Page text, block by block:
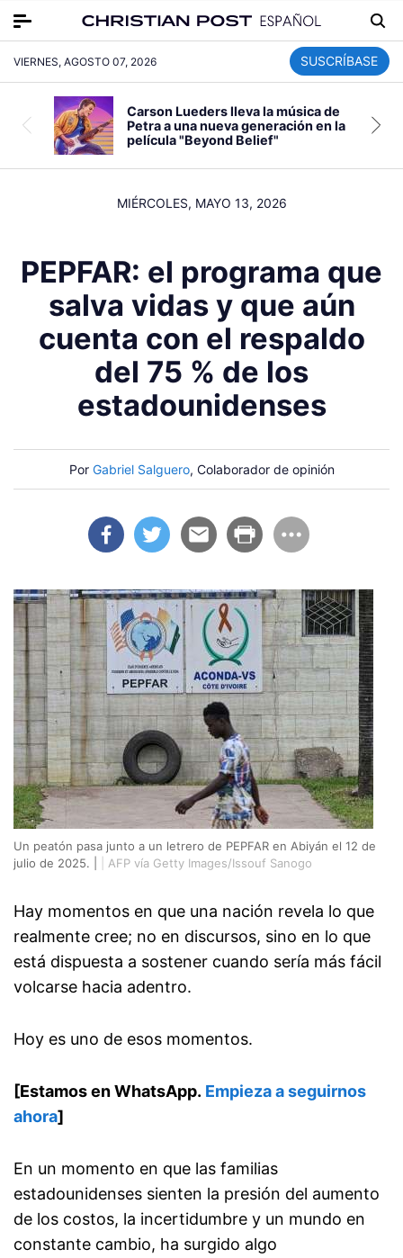
VIERNES, AGOSTO 07, 2026 SUSCRÍBASE
Carson Lueders lleva la música de
Petra a una nueva generación en la
película "Beyond Belief"
MIÉRCOLES, MAYO 13, 2026
PEPFAR: el programa que
salva vidas y que aún
cuenta con el respaldo
del 75 % de los
estadounidenses
Por Gabriel Salguero, Colaborador de opinión
Un peatón pasa junto a un letrero de PEPFAR en Abiyán el 12 de
julio de 2025. |
AFP vía Getty Images/Issouf Sanogo
Hay momentos en que una nación revela lo que
realmente cree; no en discursos, sino en lo que
está dispuesta a sostener cuando sería más fácil
volcarse hacia adentro.
Hoy es uno de esos momentos.
[Estamos en WhatsApp. Empieza a seguirnos
ahora]
En un momento en que las familias
estadounidenses sienten la presión del aumento
de los costos, la incertidumbre y un mundo en
constante cambio, ha surgido algo